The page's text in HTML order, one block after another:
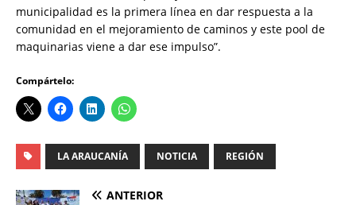
municipalidad es la primera línea en dar respuesta a la
comunidad en el mejoramiento de caminos y este pool de
maquinarias viene a dar ese impulso”.
Compártelo:
LA ARAUCANÍA NOTICIA REGIÓN
ANTERIOR